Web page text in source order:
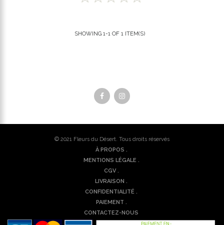
SHOWING 1-1 OF 1 ITEM(S)
© 2021 Fleurs du Désert. Tous droits réservés
À PROPOS .
MENTIONS LÉGALE .
CGV .
LIVRAISON .
CONFIDENTIALITÉ .
PAIEMENT .
CONTACTEZ-NOUS